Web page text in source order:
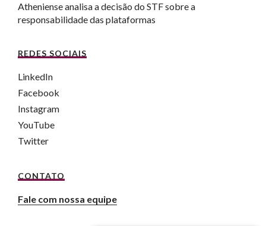
Atheniense analisa a decisão do STF sobre a
responsabilidade das plataformas
REDES SOCIAIS
LinkedIn
Facebook
Instagram
YouTube
Twitter
CONTATO
Fale com nossa equipe